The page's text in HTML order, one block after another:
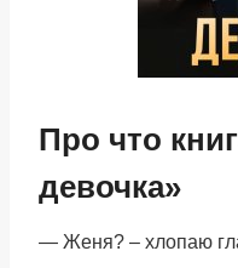
Про что
девочка»
— Женя? – хлопаю